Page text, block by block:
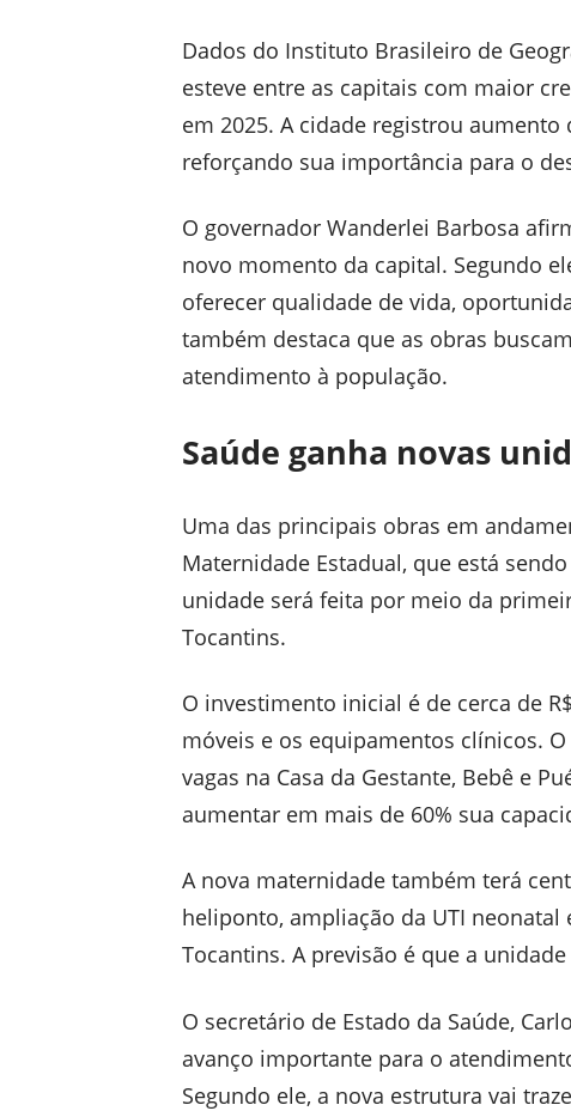
Dados do Instituto Brasileiro de
esteve entre as capitais com maior
em 2025. A cidade registrou
reforçando sua importância para o
O governador Wanderlei Barbosa
novo momento da capital. Segundo
oferecer qualidade de vida,
também destaca que as obras
atendimento à população.
Saúde ganha novas
Uma das principais obras em
Maternidade Estadual, que está
unidade será feita por meio da
Tocantins.
O investimento inicial é de cerca de
móveis e os equipamentos clínicos.
vagas na Casa da Gestante, Bebê e
aumentar em mais de 60% sua
A nova maternidade também terá
heliponto, ampliação da UTI
Tocantins. A previsão é que a
O secretário de Estado da Saúde,
avanço importante para o
Segundo ele, a nova estrutura vai